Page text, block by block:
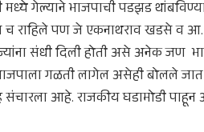
गेल्याने भाजपाची पडझड
च राहिले पण जे एकनाथराव खडसे व
संधी दिली होती असे अनेक जण
गळती लागेल असेही बोलले
संचारला आहे. राजकीय घडामोडी